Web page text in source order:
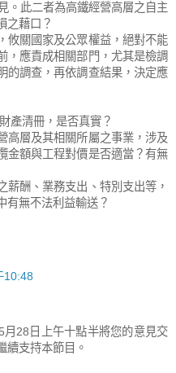
。此二者為高鐵經營高層之自主
之藉口？
攸關國家及公眾權益，絕對不能
，應責成相關部門，尤其是檢調
的調查，再依調查結果，決定應
產清冊，是否真實？
高層及其相關所屬之事業，涉及
金額與工程對價是否適當？有無
薪酬、業務支出、特別支出等，
有無不法利益輸送？
10:48
28日上午十點半將您的意見交
續支持本節目。